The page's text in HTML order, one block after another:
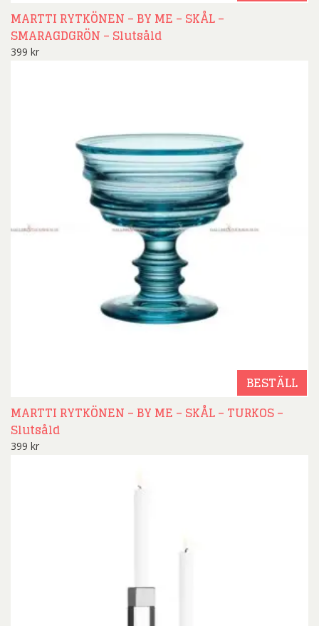
MARTTI RYTKÖNEN – BY ME – SKÅL –
SMARAGDGRÖN – Slutsåld
399 kr
BESTÄLL
MARTTI RYTKÖNEN – BY ME – SKÅL – TURKOS –
Slutsåld
399 kr